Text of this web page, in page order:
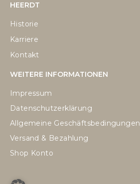
HEERDT
Historie
Karriere
Kontakt
WEITERE INFORMATIONEN
Impressum
Datenschutzerklärung
Allgemeine Geschäftsbedingungen
Versand & Bezahlung
Shop Konto